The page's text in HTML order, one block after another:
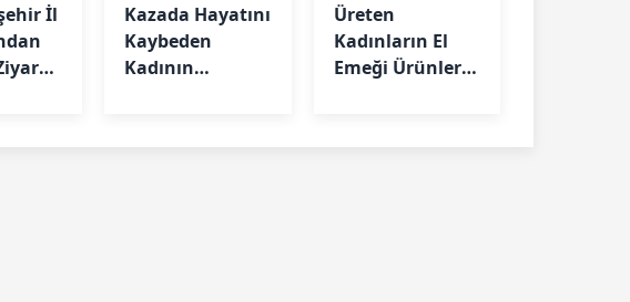
İl
Kazada Hayatını
Kaybeden
Kadının
Üreten
Kadınların El
Emeği Ürünleri